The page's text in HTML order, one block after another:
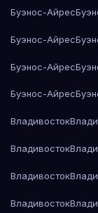
Буэнос-Айрес
Буэнос-Айрес
Буэнос-Айрес
Буэнос-Айрес
Владивосток
Владивосток
Владивосток
Владивосток